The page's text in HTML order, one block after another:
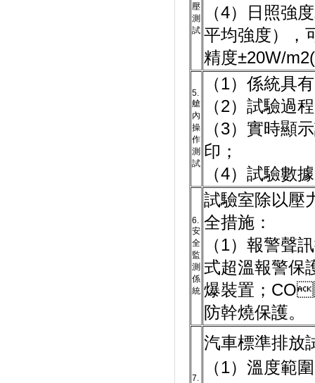
壓
測
試
（4）日照強
平均強度）
精度±20W/
5.
艙
內
操
作
測
試
（1）係統具
（2）試驗過程
（3）實時顯
印；
（4）試驗數
6.
安
全
監
測
係
統
試驗室除以壓
全措施：
（1）報警聲
式超溫報警保護
爆裝置；
防幹燒保護。
7.
汽車標準排放
（1）溫度範圍